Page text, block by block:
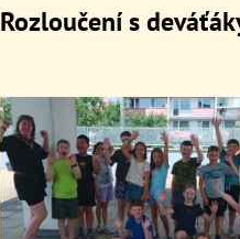
Rozloučení s